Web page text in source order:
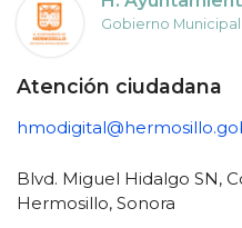
Gobierno
Atención ciudadana
Blvd. Miguel Hidalgo SN,
Hermosillo, Sonora